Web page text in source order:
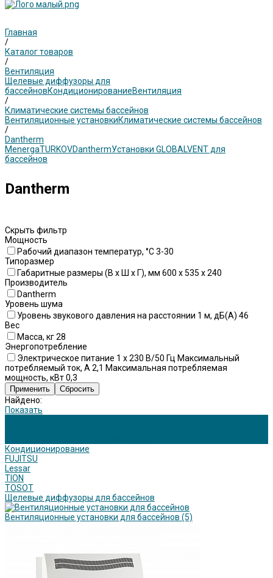
Главная
/
Каталог товаров
/
Вентиляция
Щелевые диффузоры для
бассейновКондиционированиеВентиляция
/
Климатические системы бассейнов
Вентиляционные установкиКлиматические системы бассейнов
/
Dantherm
MenergaTURKOVDanthermУстановки GLOBALVENT для
бассейнов
Dantherm
Скрыть фильтр
Мощность
Рабочий диапазон температур, °C 3-30
Типоразмер
Габаритные размеры (В x Ш x Г), мм 600 x 535 x 240
Производитель
Dantherm
Уровень шума
Уровень звукового давления на расстоянии 1 м, дБ(А) 46
Вес
Масса, кг 28
Энергопотребление
Электрическое питание 1 x 230 В/50 Гц Максимальный
потребляемый ток, А 2,1 Максимальная потребляемая
мощность, кВт 0,3
Найдено:
Показать
Кондиционирование
FUJITSU
Lessar
TION
TOSOT
Щелевые диффузоры для бассейнов
Вентиляционные установки для бассейнов (5)